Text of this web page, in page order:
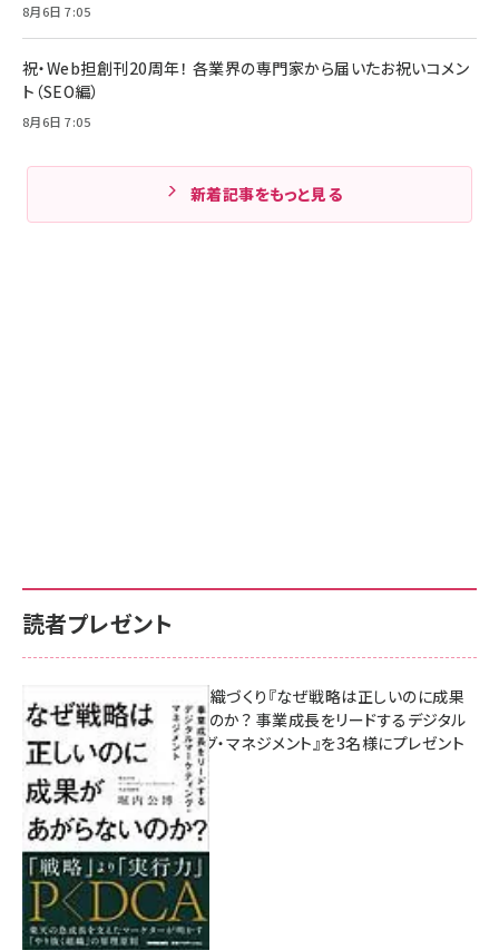
8月6日 7:05
祝・Web担創刊20周年！ 各業界の専門家から届いたお祝いコメン
ト（SEO編）
8月6日 7:05
新着記事をもっと見る
読者プレゼント
成果を生む組織づくり『なぜ戦略は正しいのに成果
があがらないのか？ 事業成長をリードするデジタル
マーケティング・マネジメント』を3名様にプレゼント
8月7日 10:00